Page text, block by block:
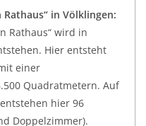
in Völklingen:
Rathaus“ wird in
Hier entsteht
einer
Quadratmetern. Auf
hier 96
Doppelzimmer).